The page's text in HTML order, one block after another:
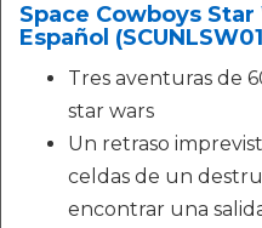
Space Cowboys
Español
Tres aventuras de
star wars
Un retraso
celdas de un
encontrar una